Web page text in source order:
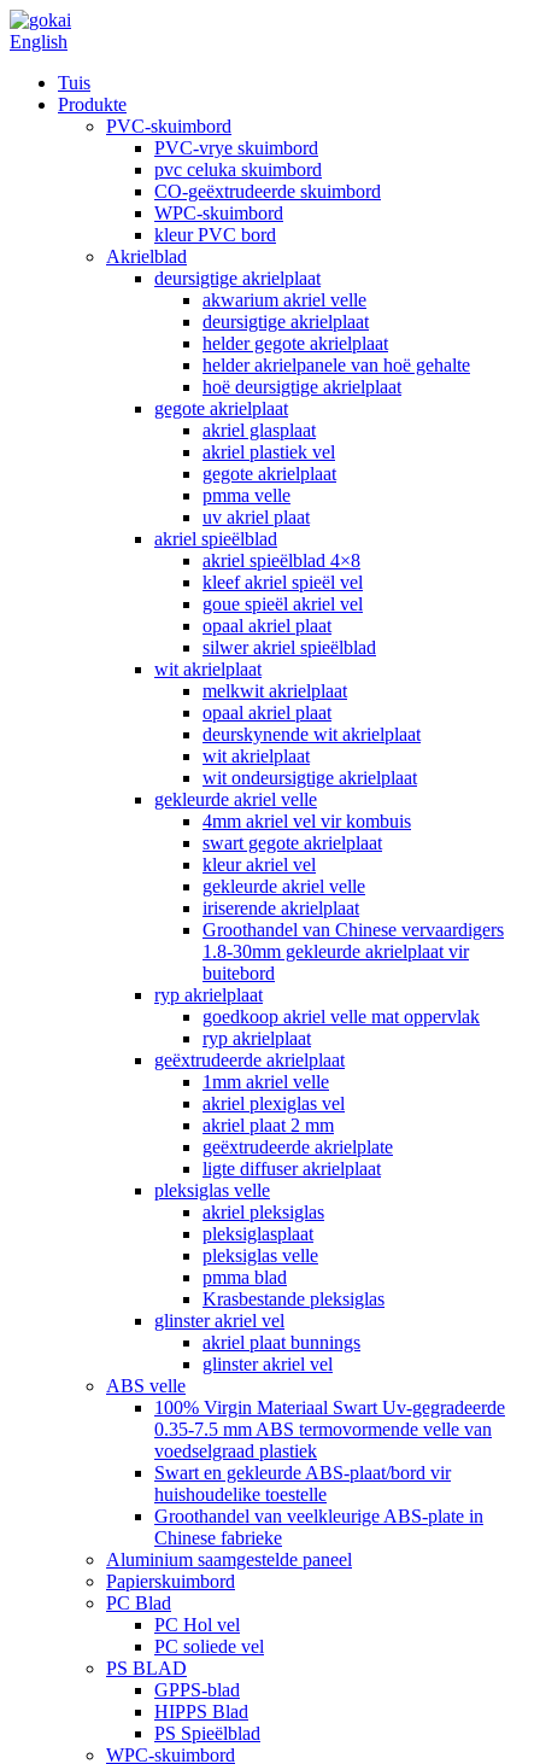
English
Tuis
Produkte
PVC-skuimbord
PVC-vrye skuimbord
pvc celuka skuimbord
CO-geëxtrudeerde skuimbord
WPC-skuimbord
kleur PVC bord
Akrielblad
deursigtige akrielplaat
akwarium akriel velle
deursigtige akrielplaat
helder gegote akrielplaat
helder akrielpanele van hoë gehalte
hoë deursigtige akrielplaat
gegote akrielplaat
akriel glasplaat
akriel plastiek vel
gegote akrielplaat
pmma velle
uv akriel plaat
akriel spieëlblad
akriel spieëlblad 4×8
kleef akriel spieël vel
goue spieël akriel vel
opaal akriel plaat
silwer akriel spieëlblad
wit akrielplaat
melkwit akrielplaat
opaal akriel plaat
deurskynende wit akrielplaat
wit akrielplaat
wit ondeursigtige akrielplaat
gekleurde akriel velle
4mm akriel vel vir kombuis
swart gegote akrielplaat
kleur akriel vel
gekleurde akriel velle
iriserende akrielplaat
Groothandel van Chinese vervaardigers
1.8-30mm gekleurde akrielplaat vir
buitebord
ryp akrielplaat
goedkoop akriel velle mat oppervlak
ryp akrielplaat
geëxtrudeerde akrielplaat
1mm akriel velle
akriel plexiglas vel
akriel plaat 2 mm
geëxtrudeerde akrielplate
ligte diffuser akrielplaat
pleksiglas velle
akriel pleksiglas
pleksiglasplaat
pleksiglas velle
pmma blad
Krasbestande pleksiglas
glinster akriel vel
akriel plaat bunnings
glinster akriel vel
ABS velle
100% Virgin Materiaal Swart Uv-gegradeerde
0.35-7.5 mm ABS termovormende velle van
voedselgraad plastiek
Swart en gekleurde ABS-plaat/bord vir
huishoudelike toestelle
Groothandel van veelkleurige ABS-plate in
Chinese fabrieke
Aluminium saamgestelde paneel
Papierskuimbord
PC Blad
PC Hol vel
PC soliede vel
PS BLAD
GPPS-blad
HIPPS Blad
PS Spieëlblad
WPC-skuimbord